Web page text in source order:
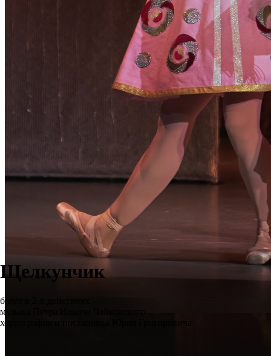
Щелкунчик
балет в 2-х действиях
музыка Петра Ильича Чайковского
хореография и постановка Юрия Григоровича